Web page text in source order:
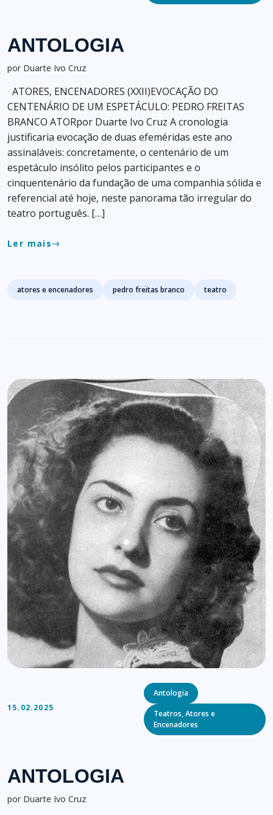
ANTOLOGIA
por Duarte Ivo Cruz
ATORES, ENCENADORES (XXII)EVOCAÇÃO DO
CENTENÁRIO DE UM ESPETÁCULO: PEDRO FREITAS
BRANCO ATORpor Duarte Ivo Cruz A cronologia
justificaria evocação de duas efeméridas este ano
assinaláveis: concretamente, o centenário de um
espetáculo insólito pelos participantes e o
cinquentenário da fundação de uma companhia sólida e
referencial até hoje, neste panorama tão irregular do
teatro português. […]
Ler maiseast
Tags
atores e encenadores pedro freitas branco teatro
15.02.2025
Categories
Antologia
Teatros, Atores e
Encenadores
ANTOLOGIA
por Duarte Ivo Cruz